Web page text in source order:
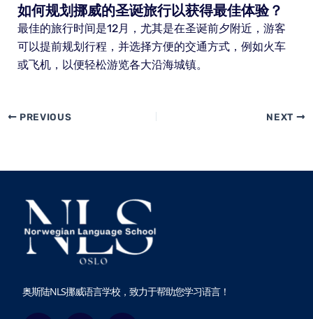
如何规划挪威的圣诞旅行以获得最佳体验？
最佳的旅行时间是12月，尤其是在圣诞前夕附近，游客
可以提前规划行程，并选择方便的交通方式，例如火车
或飞机，以便轻松游览各大沿海城镇。
PREVIOUS NEXT
奥斯陆NLS挪威语言学校，致力于帮助您学习语言！